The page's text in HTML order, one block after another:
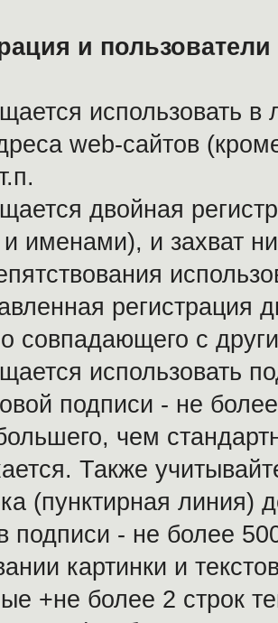
и пользователи
использовать
web-сайтов
двойная
именами), и захват
регистрация
совпадающего с
использовать
подписи - не
чем
Также
(пунктирная линия)
подписи - не более
картинки и
+не более 2 строк